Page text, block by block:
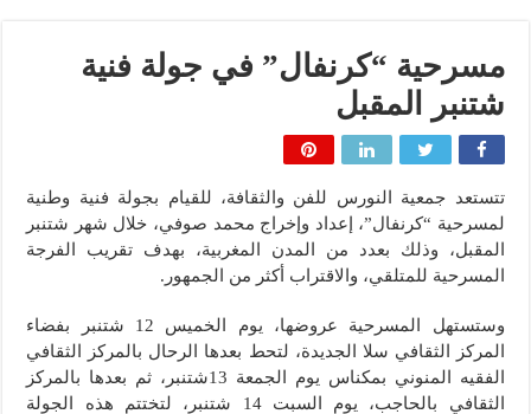
مسرحية “كرنفال” في جولة فنية
شتنبر المقبل
تتستعد جمعية النورس للفن والثقافة، للقيام بجولة فنية وطنية
لمسرحية “كرنفال”، إعداد وإخراج محمد صوفي، خلال شهر شتنبر
المقبل، وذلك بعدد من المدن المغربية، بهدف تقريب الفرجة
المسرحية للمتلقي، والاقتراب أكثر من الجمهور.
وستستهل المسرحية عروضها، يوم الخميس 12 شتنبر بفضاء
المركز الثقافي سلا الجديدة، لتحط بعدها الرحال بالمركز الثقافي
الفقيه المنوني بمكناس يوم الجمعة 13شتنبر، ثم بعدها بالمركز
الثقافي بالحاجب، يوم السبت 14 شتنبر، لتختتم هذه الجولة